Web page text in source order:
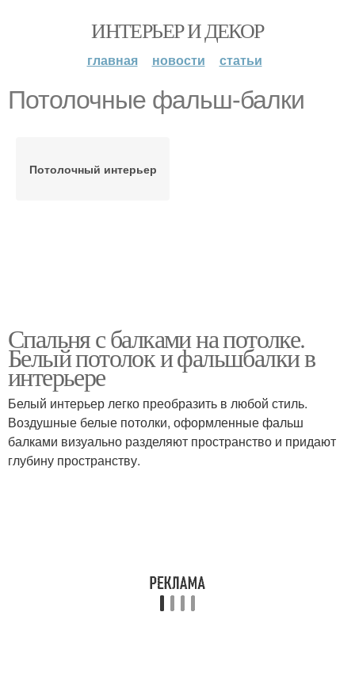
ИНТЕРЬЕР И ДЕКОР
главная новости статьи
Потолочные фальш-балки
Потолочный интерьер
Спальня с балками на потолке.
Белый потолок и фальшбалки в
интерьере
Белый интерьер легко преобразить в любой стиль.
Воздушные белые потолки, оформленные фальш
балками визуально разделяют пространство и придают
глубину пространству.